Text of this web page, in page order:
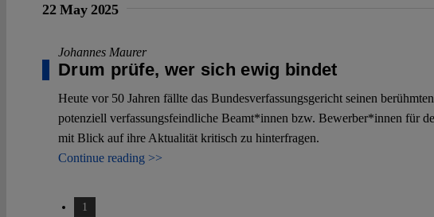
22 May 2025
Johannes Maurer
Drum prüfe, wer sich ewig bindet
Heute vor 50 Jahren fällte das Bundesverfassungsgericht seinen
potenziell verfassungsfeindliche Beamt*innen bzw. Bewerber*innen für
mit Blick auf ihre Aktualität kritisch zu hinterfragen.
Continue reading >>
1